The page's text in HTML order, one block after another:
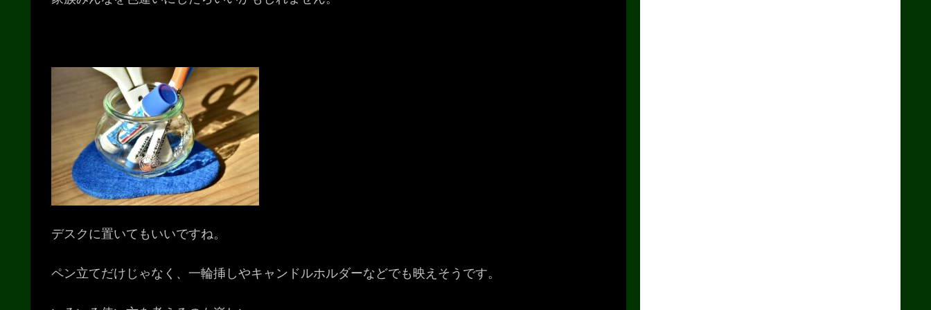
デスクに置いてもいいですね。
ペン立てだけじゃなく、一輪挿しやキャンドルホルダーなどでも映えそうです。